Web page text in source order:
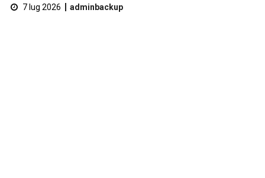
7 lug 2026 adminbackup